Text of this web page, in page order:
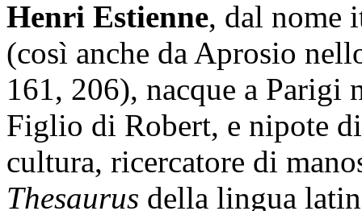
Henri Estienne, dal nome
(così anche da Aprosio
161, 206), nacque a
Figlio di Robert, e nipote
cultura, ricercatore di
Thesaurus della lingua